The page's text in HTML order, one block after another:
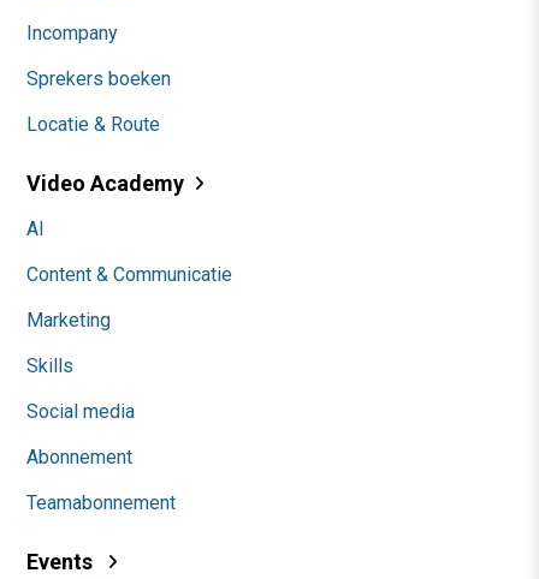
Incompany
Sprekers boeken
Locatie & Route
Video Academy
AI
Content & Communicatie
Marketing
Skills
Social media
Abonnement
Teamabonnement
Events